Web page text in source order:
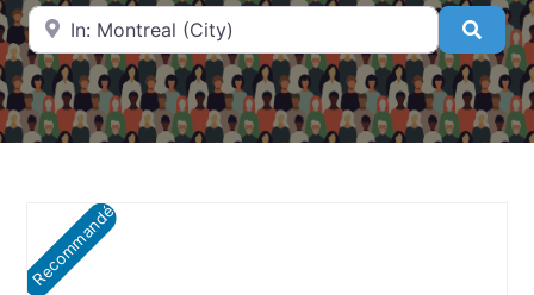
Near
Recommandé